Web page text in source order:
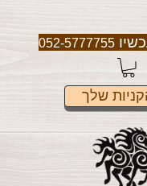
052-5777755
שלך